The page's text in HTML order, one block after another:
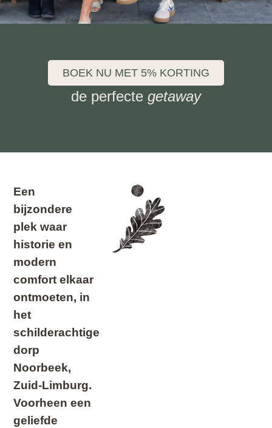
Genieten
van twee
werelden
BOEK NU MET 5% KORTING
de perfecte getaway
Een
bijzondere
plek waar
historie en
modern
comfort elkaar
ontmoeten, in
het
schilderachtige
dorp
Noorbeek,
Zuid-Limburg.
Voorheen een
geliefde